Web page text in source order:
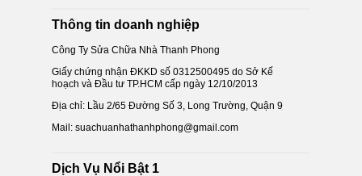
Thông tin doanh nghiệp
Công Ty Sửa Chữa Nhà Thanh Phong
Giấy chứng nhận ĐKKD số 0312500495 do Sở Kế
hoạch và Đầu tư TP.HCM cấp ngày 12/10/2013
Địa chỉ: Lầu 2/65 Đường Số 3, Long Trường, Quận 9
Mail: suachuanhathanhphong@gmail.com
Dịch Vụ Nổi Bật 1